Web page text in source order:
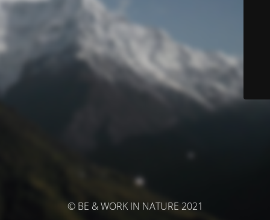
© BE & WORK IN NATURE 2021